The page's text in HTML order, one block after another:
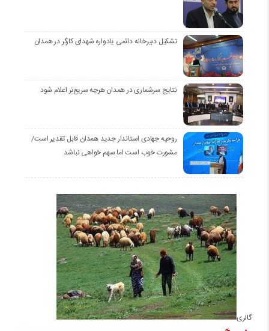
تشکیل دبیرخانه دائمی یادواره شهدای کارگر در همدان
نتایج سرشماری در همدان هرچه سریع‌تر اعلام شود
روحیه جهادی استاندار جدید همدان قابل تقدیر است/
مشورت خوب است اما سهم خواهی نباشد
گالری